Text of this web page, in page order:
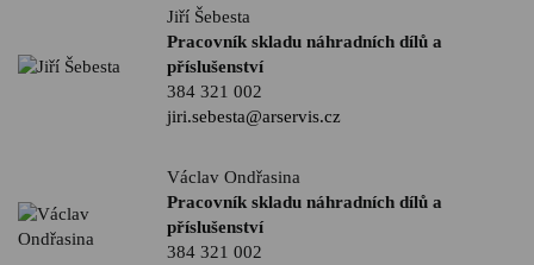
Jiří Šebesta
Pracovník skladu náhradních dílů a
příslušenství
384 321 002
jiri.sebesta@arservis.cz
Václav Ondřasina
Pracovník skladu náhradních dílů a
příslušenství
384 321 002